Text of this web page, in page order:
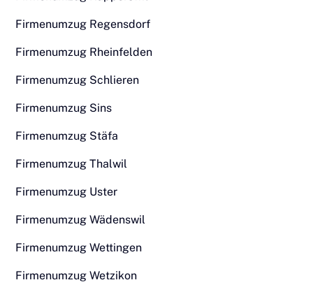
Firmenumzug Regensdorf
Firmenumzug Rheinfelden
Firmenumzug Schlieren
Firmenumzug Sins
Firmenumzug Stäfa
Firmenumzug Thalwil
Firmenumzug Uster
Firmenumzug Wädenswil
Firmenumzug Wettingen
Firmenumzug Wetzikon